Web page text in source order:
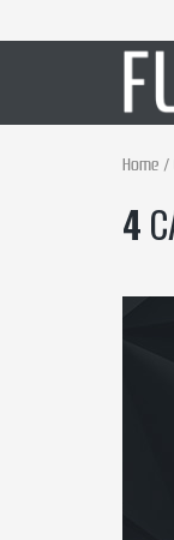
Home
4